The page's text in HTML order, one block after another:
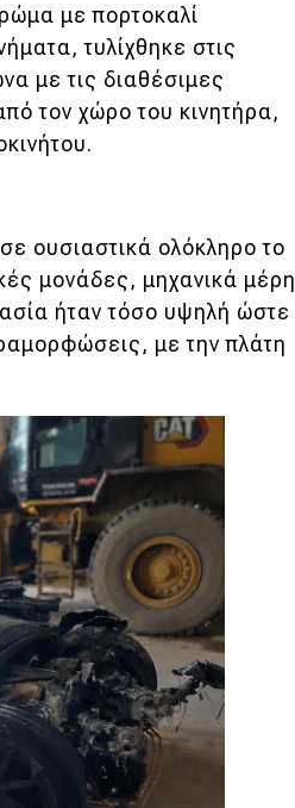
με πορτοκαλί
τυλίχθηκε στις
με τις διαθέσιμες
τον χώρο του κινητήρα,
ουσιαστικά ολόκληρο το
μονάδες, μηχανικά μέρη
ήταν τόσο υψηλή ώστε
με την πλάτη